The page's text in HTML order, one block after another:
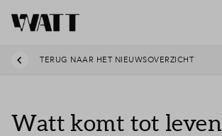
TERUG NAAR HET NIEUWSOVERZICHT
Watt komt tot leven